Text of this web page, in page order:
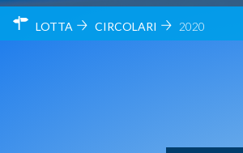
LOTTA CIRCOLARI 2020